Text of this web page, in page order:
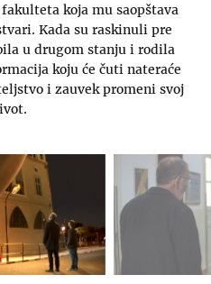
koja mu saopštava
Kada su raskinuli pre
u drugom stanju i rodila
koju će čuti nateraće
i zauvek promeni svoj